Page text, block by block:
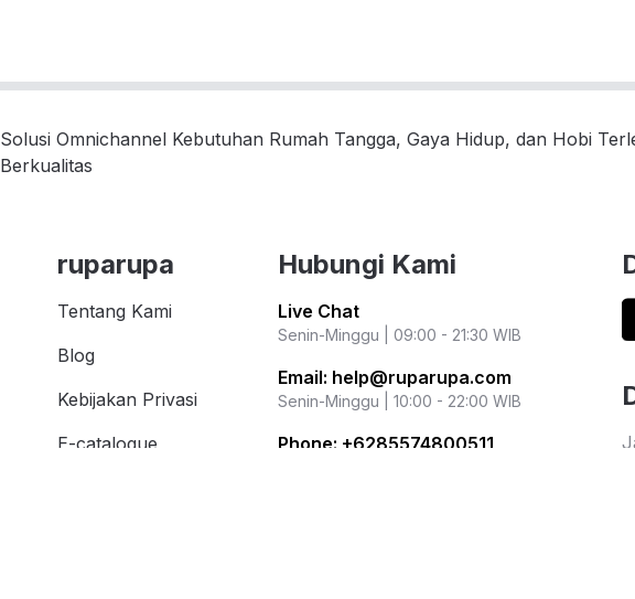
Solusi Omnichannel Kebutuhan Rumah Tangga, Gaya Hidup, dan Hobi
Berkualitas
ruparupa
Tentang Kami
Blog
Kebijakan Privasi
E-catalogue
Hubungi Kami
Live Chat
Senin-Minggu | 09:00 - 21:30 WIB
Email: help@ruparupa.com
Senin-Minggu | 10:00 - 22:00 WIB
Phone: +6285574800511